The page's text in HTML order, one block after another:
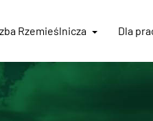
Rzemieślnicza Dla